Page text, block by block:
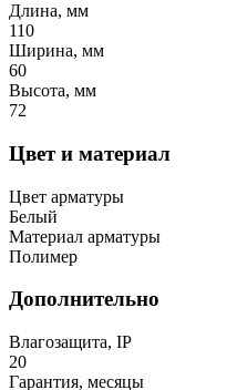
Длина, мм
110
Ширина, мм
60
Высота, мм
72
Цвет и материал
Цвет арматуры
Белый
Материал арматуры
Полимер
Дополнительно
Влагозащита, IP
20
Гарантия, месяцы